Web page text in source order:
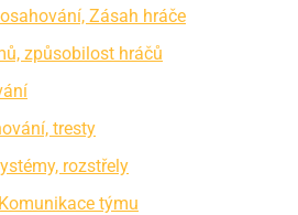
Zásah hráče
způsobilost hráčů
tresty
rozstřely
týmu